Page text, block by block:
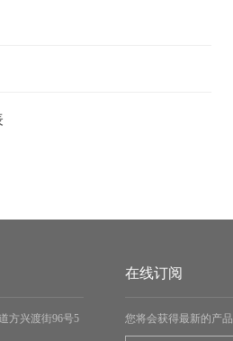
方兴渡街96号5
在线订阅
您将会获得最新的产